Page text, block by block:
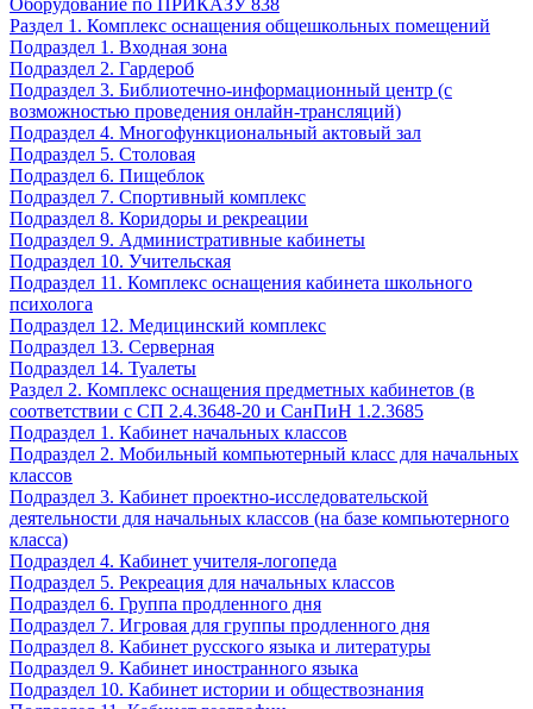
Оборудование по ПРИКАЗУ 838
Раздел 1. Комплекс оснащения общешкольных помещений
Подраздел 1. Входная зона
Подраздел 2. Гардероб
Подраздел 3. Библиотечно-информационный центр (с
возможностью проведения онлайн-трансляций)
Подраздел 4. Многофункциональный актовый зал
Подраздел 5. Столовая
Подраздел 6. Пищеблок
Подраздел 7. Спортивный комплекс
Подраздел 8. Коридоры и рекреации
Подраздел 9. Административные кабинеты
Подраздел 10. Учительская
Подраздел 11. Комплекс оснащения кабинета школьного
психолога
Подраздел 12. Медицинский комплекс
Подраздел 13. Серверная
Подраздел 14. Туалеты
Раздел 2. Комплекс оснащения предметных кабинетов (в
соответствии с СП 2.4.3648-20 и СанПиН 1.2.3685
Подраздел 1. Кабинет начальных классов
Подраздел 2. Мобильный компьютерный класс для начальных
классов
Подраздел 3. Кабинет проектно-исследовательской
деятельности для начальных классов (на базе компьютерного
класса)
Подраздел 4. Кабинет учителя-логопеда
Подраздел 5. Рекреация для начальных классов
Подраздел 6. Группа продленного дня
Подраздел 7. Игровая для группы продленного дня
Подраздел 8. Кабинет русского языка и литературы
Подраздел 9. Кабинет иностранного языка
Подраздел 10. Кабинет истории и обществознания